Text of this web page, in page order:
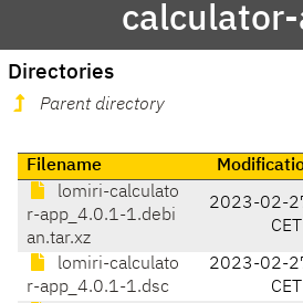
Directories
Parent directory
Filename
lomiri-calculato
r-app_4.0.1-1.debi
an.tar.xz
2023-02-
CET
lomiri-calculato
r-app_4.0.1-1.dsc
2023-02-
CET